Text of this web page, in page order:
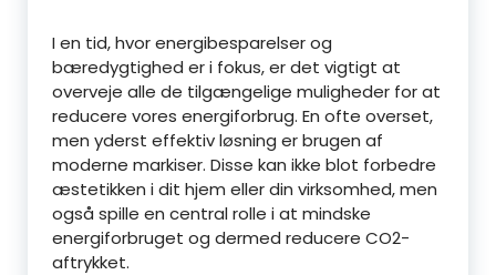
I en tid, hvor energibesparelser og
bæredygtighed er i fokus, er det vigtigt at
overveje alle de tilgængelige muligheder for at
reducere vores energiforbrug. En ofte overset,
men yderst effektiv løsning er brugen af
moderne markiser. Disse kan ikke blot forbedre
æstetikken i dit hjem eller din virksomhed, men
også spille en central rolle i at mindske
energiforbruget og dermed reducere CO2-
aftrykket.